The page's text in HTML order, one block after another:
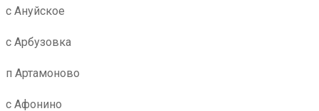
с Ануйское
с Арбузовка
п Артамоново
с Афонино